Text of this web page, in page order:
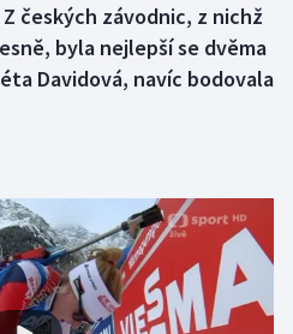
českých závodnic, z nichž
byla nejlepší se dvěma
Davidová, navíc bodovala